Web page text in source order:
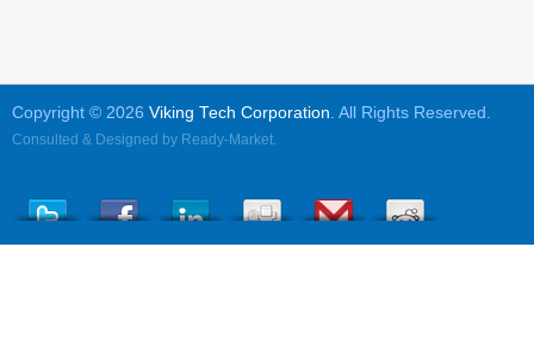
Copyright © 2026 Viking Tech Corporation . All Rights Reserved.
Consulted & Designed by Ready-Market